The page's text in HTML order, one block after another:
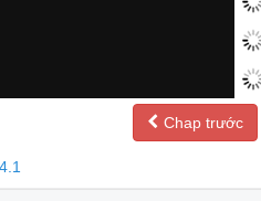
Chap trước